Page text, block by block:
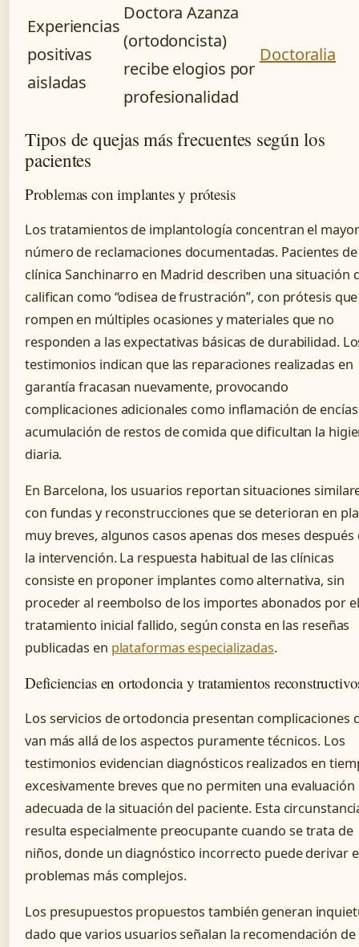
Experiencias
positivas
aisladas
Doctora Azanza
(ortodoncista)
recibe elogios por
profesionalidad
Doctoralia
Tipos de quejas más frecuentes según los
pacientes
Problemas con implantes y prótesis
Los tratamientos de implantología concentran el mayor
número de reclamaciones documentadas. Pacientes
clínica Sanchinarro en Madrid describen una situación
califican como “odisea de frustración”, con prótesis
rompen en múltiples ocasiones y materiales que no
responden a las expectativas básicas de durabilidad.
testimonios indican que las reparaciones realizadas en
garantía fracasan nuevamente, provocando
complicaciones adicionales como inflamación de
acumulación de restos de comida que dificultan la
diaria.
En Barcelona, los usuarios reportan situaciones
con fundas y reconstrucciones que se deterioran en
muy breves, algunos casos apenas dos meses después
la intervención. La respuesta habitual de las clínicas
consiste en proponer implantes como alternativa, sin
proceder al reembolso de los importes abonados por el
tratamiento inicial fallido, según consta en las reseñas
publicadas en plataformas especializadas.
Deficiencias en ortodoncia y tratamientos
Los servicios de ortodoncia presentan complicaciones
van más allá de los aspectos puramente técnicos. Los
testimonios evidencian diagnósticos realizados en
excesivamente breves que no permiten una evaluación
adecuada de la situación del paciente. Esta
resulta especialmente preocupante cuando se trata de
niños, donde un diagnóstico incorrecto puede derivar
problemas más complejos.
Los presupuestos propuestos también generan
dado que varios usuarios señalan la recomendación de